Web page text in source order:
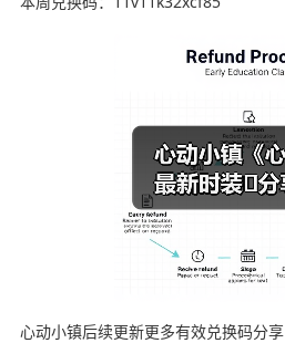
心动小镇后续更新更多有效兑换码分享